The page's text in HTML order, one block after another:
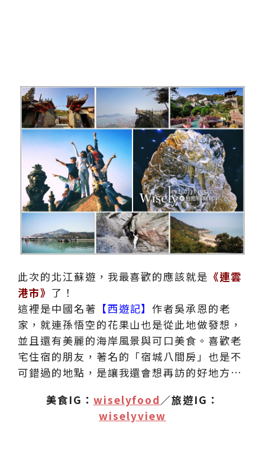
此次的北江蘇遊，我最喜歡的應該就是 《連雲
港市》 了！
這裡是中國名著 【西遊記】作者吳承恩的老
家，就連孫悟空的花果山也是從此地做發想，
並且還有美麗的海岸風景與可口美食。喜歡老
宅住宿的朋友，著名的「宿城八間房」也是不
可錯過的地點，是讓我還會想再訪的好地方…
美食IG： wiselyfood ／旅遊IG：
wiselyview